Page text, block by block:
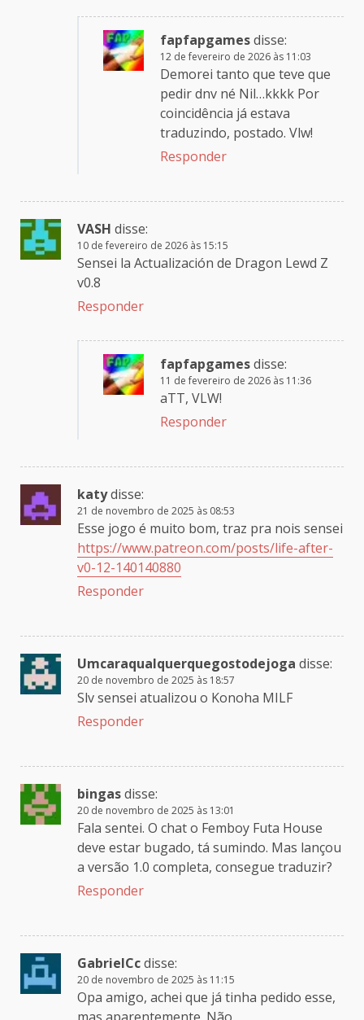
fapfapgamesdisse:
12 de fevereiro de 2026 às 11:03
Demorei tanto que teve que
pedir dnv né Nil…kkkk Por
coincidência já estava
traduzindo, postado. Vlw!
Responder
VASH disse:
10 de fevereiro de 2026 às 15:15
Sensei la Actualización de Dragon Lewd Z
v0.8
Responder
fapfapgamesdisse:
11 de fevereiro de 2026 às 11:36
aTT, VLW!
Responder
katydisse:
21 de novembro de 2025 às 08:53
Esse jogo é muito bom, traz pra nois sensei
https://www.patreon.com/posts/life-after-
v0-12-140140880
Responder
Umcaraqualquerquegostodejoga disse:
20 de novembro de 2025 às 18:57
Slv sensei atualizou o Konoha MILF
Responder
bingasdisse:
20 de novembro de 2025 às 13:01
Fala sentei. O chat o Femboy Futa House
deve estar bugado, tá sumindo. Mas lançou
a versão 1.0 completa, consegue traduzir?
Responder
GabrielCcdisse:
20 de novembro de 2025 às 11:15
Opa amigo, achei que já tinha pedido esse,